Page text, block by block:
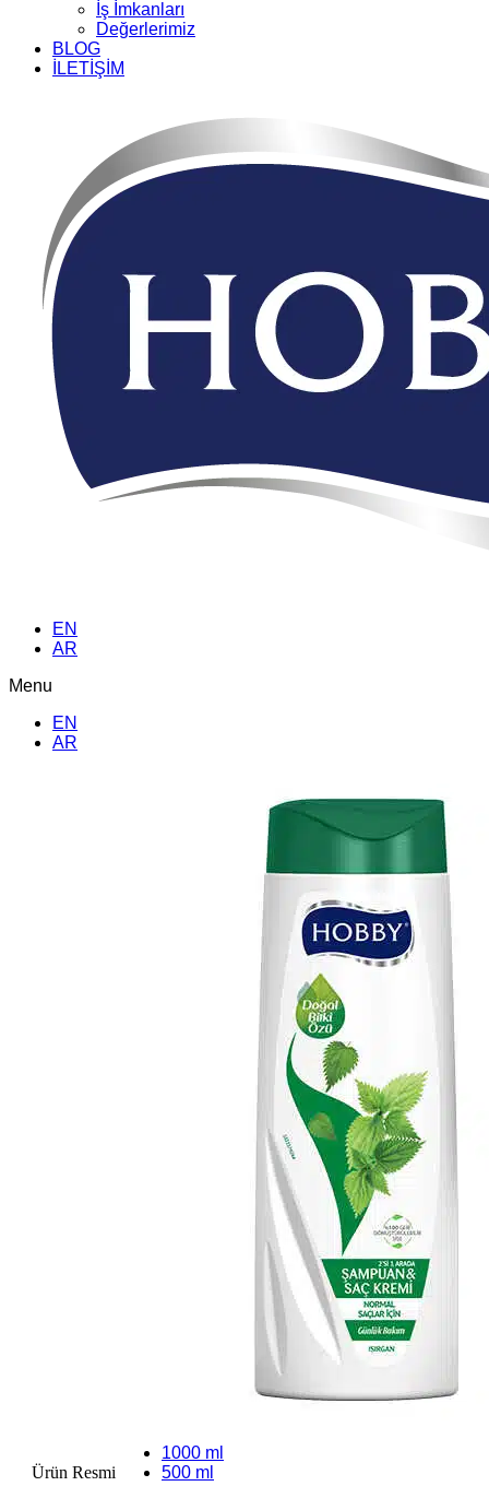
İş İmkanları
Değerlerimiz
BLOG
İLETİŞİM
EN
AR
Menu
EN
AR
Ürün Resmi
1000 ml
500 ml